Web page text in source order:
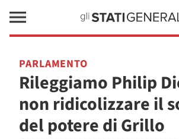
PARLAMENTO
Rileggiamo Philip
non ridicolizzare il
del potere di Grillo